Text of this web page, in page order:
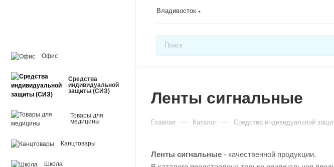
Владивосток
Офис
Средства
индивидуальной
защиты (СИЗ)
Товары для
медицины
Канцтовары
Школа
Ленты сигнальные
Главная — Каталог — Средства индивидуальной
Ленты сигнальные - качественной продукции.